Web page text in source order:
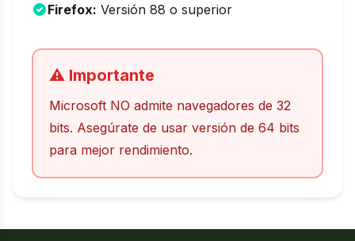
Firefox: Versión 88 o superior
⚠️ Importante
Microsoft NO admite navegadores de 32
bits. Asegúrate de usar versión de 64 bits
para mejor rendimiento.